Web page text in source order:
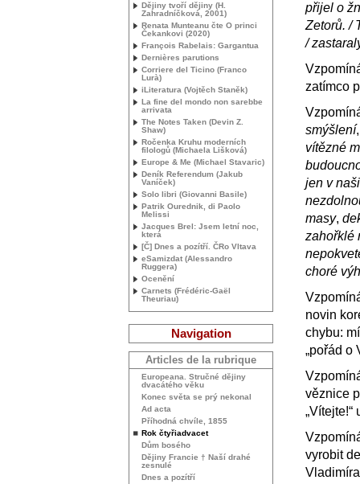
přijel o
Zetorů. /
/
zatímco
smýšlení,
vítězné
jen v
masy,
zahořklé
choré
novin
chybu:
„pořád o
věznice
vyrobit
Dějiny tvoří dějiny (H.
Zahradníčková, 2001)
Renata Munteanu čte O princi
Čekankovi (2020)
François Rabelais: Gargantua
Dernières parutions
Corriere del Ticino (Franco
Lurà)
iLiteratura (Vojtěch Staněk)
La fine del mondo non sarebbe
arrivata
The Notes Taken (Devin Z.
Shaw)
Ročenka Kruhu moderních
filologů (Michaela Lišková)
Europe & Me (Michael Stavaric)
Deník Referendum (Jakub
Vaníček)
Solo libri (Giovanni Basile)
Patrik Ourednik, di Paolo
Melissi
Jacques Brel: Jsem letní noc,
která
[Č] Dnes a pozítří. ČRo Vltava
eSamizdat (Alessandro
Ruggera)
Ocenění
Carnets (Frédéric-Gaël
Theuriau)
Navigation
Articles de la rubrique
Europeana. Stručné dějiny
dvacátého věku
Konec světa se prý nekonal
Ad acta
Příhodná chvíle, 1855
Rok čtyřiadvacet
Dům bosého
Dějiny Francie † Naší drahé
zesnulé
Dnes a pozítří